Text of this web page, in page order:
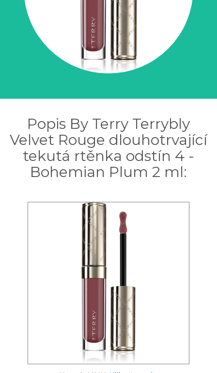
Popis By Terry Terrybly
Velvet Rouge dlouhotrvající
tekutá rtěnka odstín 4 -
Bohemian Plum 2 ml: